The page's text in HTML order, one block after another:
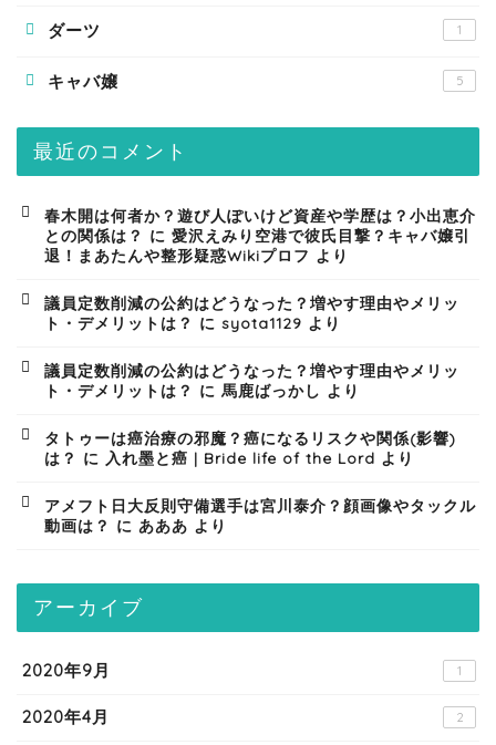
ダーツ 1
キャバ嬢 5
最近のコメント
春木開は何者か？遊び人ぽいけど資産や学歴は？小出恵介
との関係は？ に 愛沢えみり空港で彼氏目撃？キャバ嬢引
退！まあたんや整形疑惑Wikiプロフ より
議員定数削減の公約はどうなった？増やす理由やメリッ
ト・デメリットは？ に syota1129 より
議員定数削減の公約はどうなった？増やす理由やメリッ
ト・デメリットは？ に 馬鹿ばっかし より
タトゥーは癌治療の邪魔？癌になるリスクや関係(影響)
は？ に 入れ墨と癌 | Bride life of the Lord より
アメフト日大反則守備選手は宮川泰介？顔画像やタックル
動画は？ に あああ より
アーカイブ
2020年9月 1
2020年4月 2